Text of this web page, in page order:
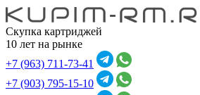
Скупка картриджей
10 лет на рынке
+7 (963) 711-73-41
+7 (903) 795-15-10